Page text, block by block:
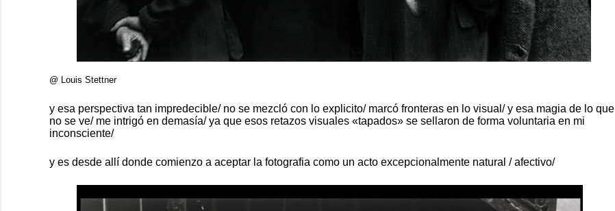
@ Louis Stettner
y esa perspectiva tan impredecible/ no se mezcló con lo explicito/ marcó fronteras en lo visual/ y esa magia de lo que
no se ve/ me intrigó en demasía/ ya que esos retazos visuales «tapados» se sellaron de forma voluntaria en mi
inconsciente/
y es desde allí donde comienzo a aceptar la fotografia como un acto excepcionalmente natural / afectivo/